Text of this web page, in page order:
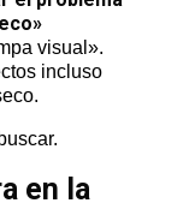
visual».
incluso
en la